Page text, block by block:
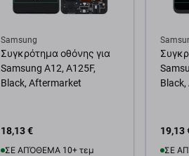
Samsung
Συγκρότημα οθόνης για
Samsung A12, A125F,
Black, Aftermarket
18,13 €
ΣΕ ΑΠΌΘΕΜΑ 10+ τεμ
19,13
ΣΕ